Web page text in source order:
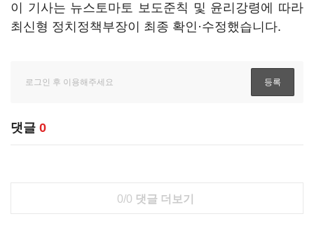
이 기사는 뉴스토마토 보도준칙 및 윤리강령에 따라
최신형 정치정책부장이 최종 확인·수정했습니다.
댓글 0
0/0 댓글 더보기